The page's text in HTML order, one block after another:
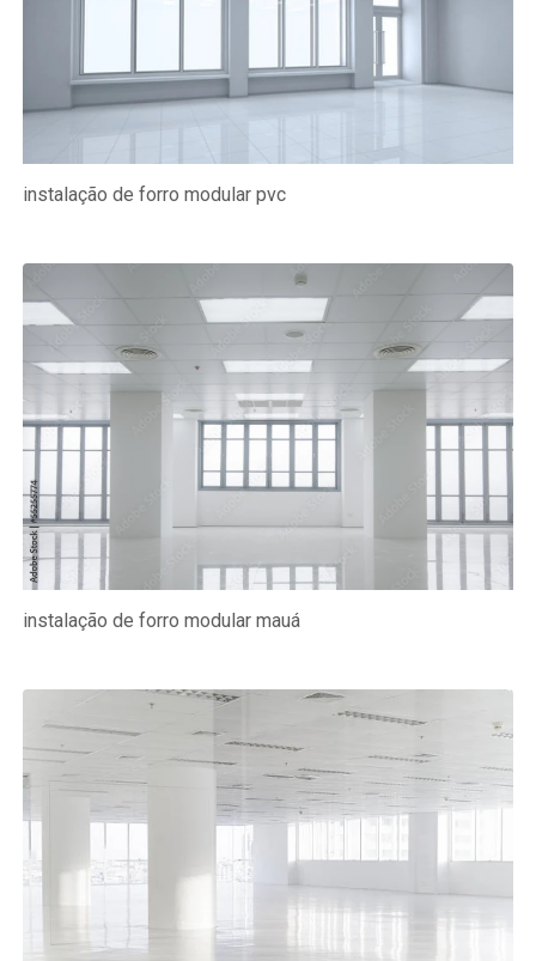
instalação de forro modular pvc
instalação de forro modular mauá